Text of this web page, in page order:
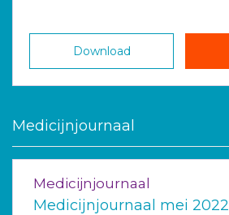
Download
Medicijnjournaal
Medicijnjournaal
Medicijnjournaal mei 2022